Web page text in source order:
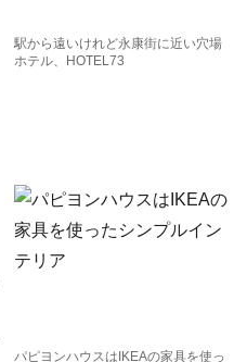
駅から遠いけれど永康街に近い穴場
ホテル、HOTEL73
パピヨンハウスはIKEAの家具を使っ